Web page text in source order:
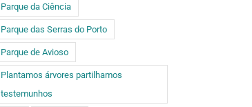
Parque da Ciência
Parque das Serras do Porto
Parque de Avioso
Plantamos árvores partilhamos
testemunhos